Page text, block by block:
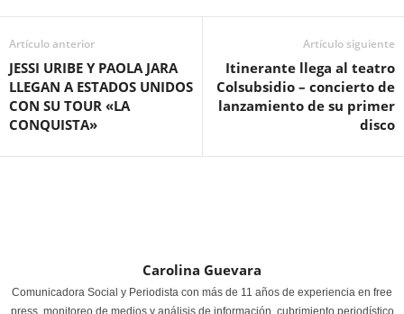
Artículo anterior
JESSI URIBE Y PAOLA JARA
LLEGAN A ESTADOS UNIDOS
CON SU TOUR «LA
CONQUISTA»
Artículo siguiente
Itinerante llega al teatro
Colsubsidio – concierto de
lanzamiento de su primer
disco
Carolina Guevara
Comunicadora Social y Periodista con más de 11 años de experiencia en free
press, monitoreo de medios y análisis de información, cubrimiento periodístico